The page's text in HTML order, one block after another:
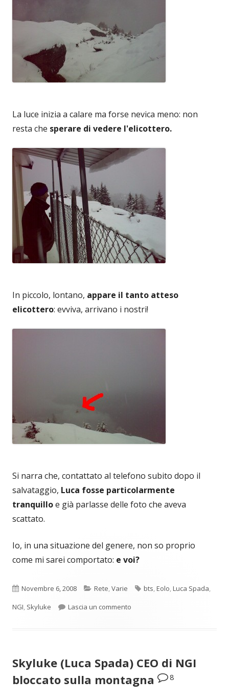
La luce inizia a calare ma forse nevica meno: non
resta che sperare di vedere l'elicottero.
In piccolo, lontano, appare il tanto atteso
elicottero: evviva, arrivano i nostri!
Si narra che, contattato al telefono subito dopo il
salvataggio, Luca fosse particolarmente
tranquilloe già parlasse delle foto che aveva
scattato.
Io, in una situazione del genere, non so proprio
come mi sarei comportato: e voi?
Pubblicato
Novembre 6, 2008 Categorie
Rete,Varie Tag
bts,Eolo,Luca Spada,
NGI, Skyluke Lascia un commento
Skyluke (Luca Spada) CEO di NGI
bloccato sulla montagna
8